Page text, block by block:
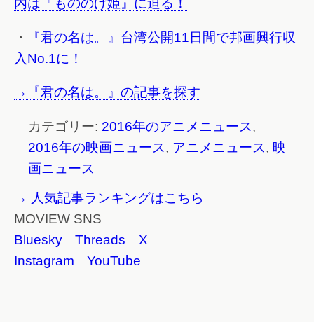
内は『もののけ姫』に迫る！
・
『君の名は。』台湾公開11日間で邦画興行収
入No.1に！
→『君の名は。』の記事を探す
カテゴリー: 2016年のアニメニュース,
2016年の映画ニュース, アニメニュース, 映
画ニュース
→ 人気記事ランキングはこちら
MOVIEW SNS
Bluesky
Threads
X
Instagram
YouTube